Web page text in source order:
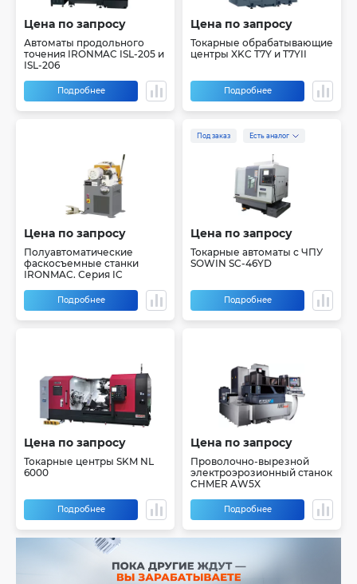
Цена по запросу
Автоматы продольного
точения IRONMAC ISL-205 и
ISL-206
Подробнее
Цена по запросу
Токарные обрабатывающие
центры XKC T7Y и T7YII
Подробнее
Цена по запросу
Полуавтоматические
фаскосъемные станки
IRONMAC. Серия IC
Подробнее
Под заказ Есть аналог
Цена по запросу
Токарные автоматы с ЧПУ
SOWIN SC-46YD
Подробнее
Цена по запросу
Токарные центры SKM NL
6000
Подробнее
Цена по запросу
Проволочно-вырезной
электроэрозионный станок
CHMER AW5X
Подробнее